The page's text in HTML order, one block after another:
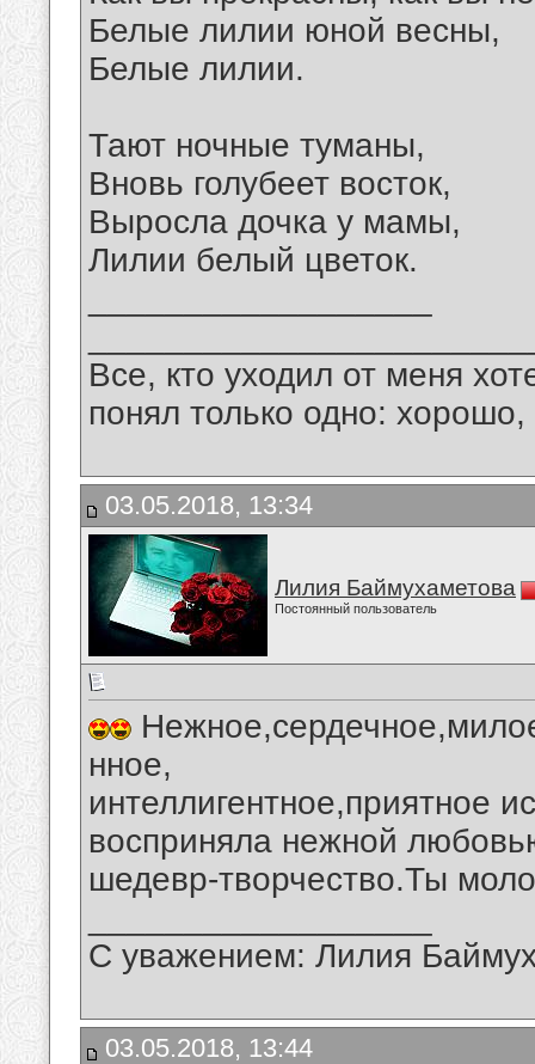
Белые лилии юной весны,
Белые лилии.
Тают ночные туманы,
Вновь голубеет восток,
Выросла дочка у мамы,
Лилии белый цветок.
Все, кто уходил от меня
понял только одно:
03.05.2018, 13:34
Лилия Баймухаметова
Постоянный пользователь
нное,
интеллигентное,приятное
восприняла нежной
шедевр-творчество.Ты
С уважением: Лилия
03.05.2018, 13:44